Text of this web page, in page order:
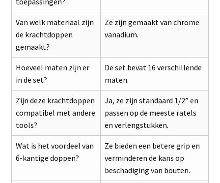
Van welk materiaal zijn
de krachtdoppen
gemaakt?
Ze zijn gemaakt van chrome
vanadium.
Hoeveel maten zijn er
in de set?
De set bevat 16 verschillende
maten.
Zijn deze krachtdoppen
compatibel met andere
tools?
Ja, ze zijn standaard 1/2” en
passen op de meeste ratels
en verlengstukken.
Wat is het voordeel van
6-kantige doppen?
Ze bieden een betere grip en
verminderen de kans op
beschadiging van bouten.